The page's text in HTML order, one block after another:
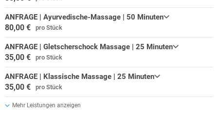
ANFRAGE | Ayurvedische-Massage | 50 Minuten
80,00 € pro Stück
ANFRAGE | Gletscherschock Massage | 25 Minuten
35,00 € pro Stück
ANFRAGE | Klassische Massage | 25 Minuten
35,00 € pro Stück
Mehr Leistungen anzeigen